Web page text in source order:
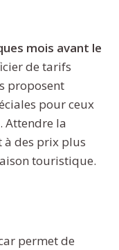
mois avant le
de tarifs
proposent
pour ceux
Attendre la
des prix plus
touristique.
permet de